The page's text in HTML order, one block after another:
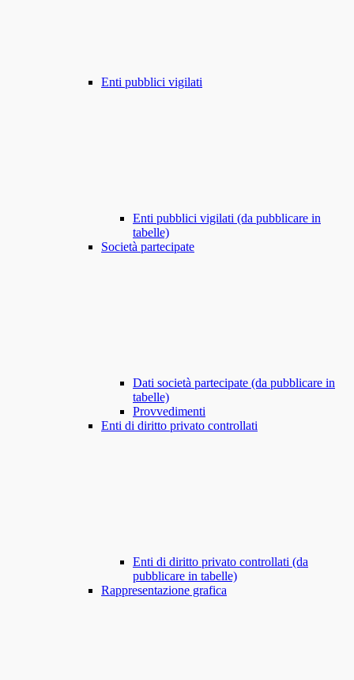
Enti pubblici vigilati
Enti pubblici vigilati (da pubblicare in
tabelle)
Società partecipate
Dati società partecipate (da pubblicare in
tabelle)
Provvedimenti
Enti di diritto privato controllati
Enti di diritto privato controllati (da
pubblicare in tabelle)
Rappresentazione grafica